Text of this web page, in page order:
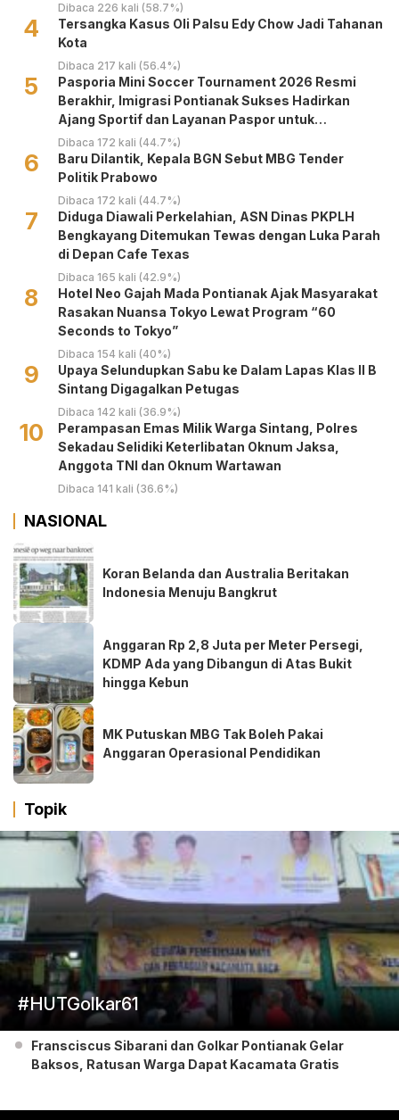
Dibaca 226 kali (58.7%)
4
Tersangka Kasus Oli Palsu Edy Chow Jadi Tahanan
Kota
Dibaca 217 kali (56.4%)
5
Pasporia Mini Soccer Tournament 2026 Resmi
Berakhir, Imigrasi Pontianak Sukses Hadirkan
Ajang Sportif dan Layanan Paspor untuk
Masyarakat
Dibaca 172 kali (44.7%)
6
Baru Dilantik, Kepala BGN Sebut MBG Tender
Politik Prabowo
Dibaca 172 kali (44.7%)
7
Diduga Diawali Perkelahian, ASN Dinas PKPLH
Bengkayang Ditemukan Tewas dengan Luka Parah
di Depan Cafe Texas
Dibaca 165 kali (42.9%)
8
Hotel Neo Gajah Mada Pontianak Ajak Masyarakat
Rasakan Nuansa Tokyo Lewat Program “60
Seconds to Tokyo”
Dibaca 154 kali (40%)
9
Upaya Selundupkan Sabu ke Dalam Lapas Klas II B
Sintang Digagalkan Petugas
Dibaca 142 kali (36.9%)
10
Perampasan Emas Milik Warga Sintang, Polres
Sekadau Selidiki Keterlibatan Oknum Jaksa,
Anggota TNI dan Oknum Wartawan
Dibaca 141 kali (36.6%)
NASIONAL
Koran Belanda dan Australia Beritakan
Indonesia Menuju Bangkrut
Anggaran Rp 2,8 Juta per Meter Persegi,
KDMP Ada yang Dibangun di Atas Bukit
hingga Kebun
MK Putuskan MBG Tak Boleh Pakai
Anggaran Operasional Pendidikan
Topik
#HUTGolkar61
Fransciscus Sibarani dan Golkar Pontianak Gelar
Baksos, Ratusan Warga Dapat Kacamata Gratis